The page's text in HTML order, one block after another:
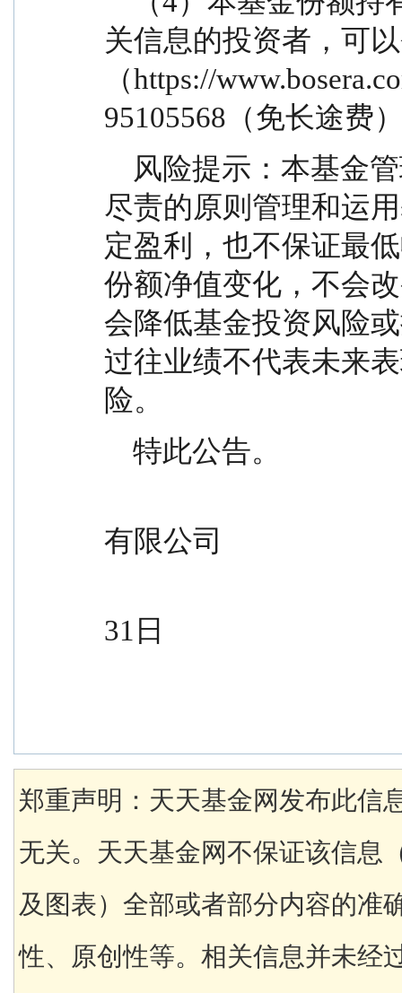
关信息的投资者，可
（https://
95105568（免长途费
尽责的原则管理和运
定盈利，也不保证最
份额净值变化，不会
会降低基金投资风险
过往业绩不代表未来
险。
    特此公告。
有限公司
31日
郑重声明：天天基金网发布此信
无关。天天基金网不保证该信息
及图表）全部或者部分内容的准
性、原创性等。相关信息并未经